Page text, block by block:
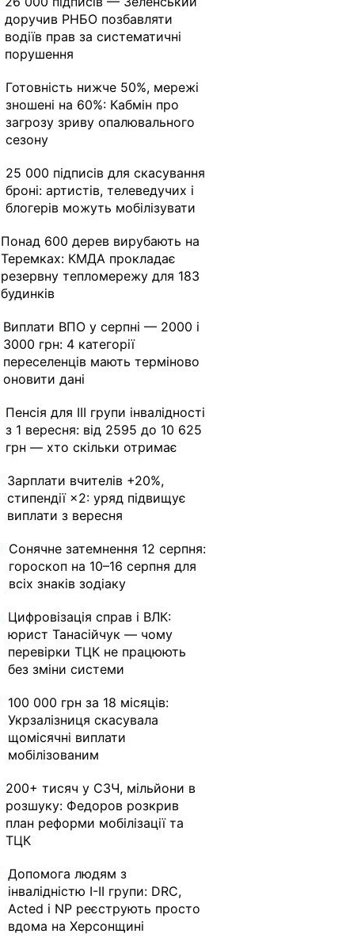
доручив РНБО позбавляти
водіїв прав за систематичні
порушення
Готовність нижче 50%, мережі
зношені на 60%: Кабмін про
загрозу зриву опалювального
сезону
25 000 підписів для скасування
броні: артистів, телеведучих і
блогерів можуть мобілізувати
Понад 600 дерев вирубають на
Теремках: КМДА прокладає
резервну тепломережу для 183
будинків
Виплати ВПО у серпні — 2000 і
3000 грн: 4 категорії
переселенців мають терміново
оновити дані
Пенсія для III групи інвалідності
з 1 вересня: від 2595 до 10 625
грн — хто скільки отримає
Зарплати вчителів +20%,
стипендії ×2: уряд підвищує
виплати з вересня
Сонячне затемнення 12 серпня:
гороскоп на 10–16 серпня для
всіх знаків зодіаку
Цифровізація справ і ВЛК:
юрист Танасійчук — чому
перевірки ТЦК не працюють
без зміни системи
100 000 грн за 18 місяців:
Укрзалізниця скасувала
щомісячні виплати
мобілізованим
200+ тисяч у СЗЧ, мільйони в
розшуку: Федоров розкрив
план реформи мобілізації та
ТЦК
Допомога людям з
інвалідністю I-II групи: DRC,
Acted і NP реєструють просто
вдома на Херсонщині